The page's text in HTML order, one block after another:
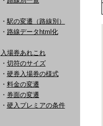
・ 駅の変遷（路線別）
・ 路線データhtml化
入場券あれこれ
・ 切符のサイズ
・ 硬券入場券の様式
・ 料金の変遷
・ 券面の変遷
・ 硬入プレミアの条件